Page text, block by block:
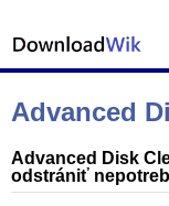
Advanced
Advanced Disk
odstrániť